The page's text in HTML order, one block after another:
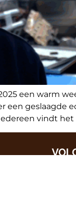
een warm
een geslaagde
vindt het